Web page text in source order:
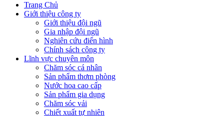
Trang Chủ
Giới thiệu công ty
Giới thiệu đội ngũ
Gia nhập đội ngũ
Nghiên cứu điển hình
Chính sách công ty
Lĩnh vực chuyên môn
Chăm sóc cá nhân
Sản phẩm thơm phòng
Nước hoa cao cấp
Sản phẩm gia dụng
Chăm sóc vải
Chiết xuất tự nhiên